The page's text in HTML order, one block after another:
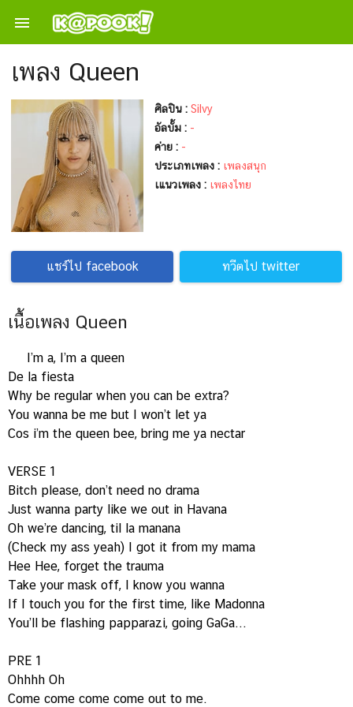

เพลง Queen
ศิลปิน : Silvy
อัลบั้ม : -
ค่าย : -
ประเภทเพลง : เพลงสนุก
เแนวเพลง : เพลงไทย
แชร์ไป facebook ทวีตไป twitter
เนื้อเพลง Queen
I’m a, I’m a queen
De la fiesta
Why be regular when you can be extra?
You wanna be me but I won’t let ya
Cos i’m the queen bee, bring me ya nectar
VERSE 1
Bitch please, don’t need no drama
Just wanna party like we out in Havana
Oh we’re dancing, til la manana
(Check my ass yeah) I got it from my mama
Hee Hee, forget the trauma
Take your mask off, I know you wanna
If I touch you for the first time, like Madonna
You’ll be flashing papparazi, going GaGa...
PRE 1
Ohhhh Oh
Come come come come out to me.